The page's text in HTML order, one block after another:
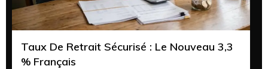
Taux De Retrait Sécurisé : Le Nouveau 3,3
% Français